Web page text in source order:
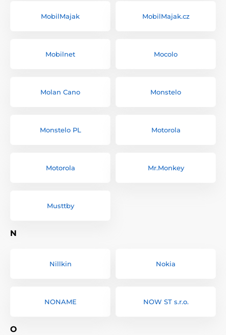
MobilMajak MobilMajak.cz
Mobilnet Mocolo
Molan Cano Monstelo
Monstelo PL Motorola
Motorola Mr.Monkey
Musttby
N
Nillkin Nokia
NONAME NOW ST s.r.o.
O